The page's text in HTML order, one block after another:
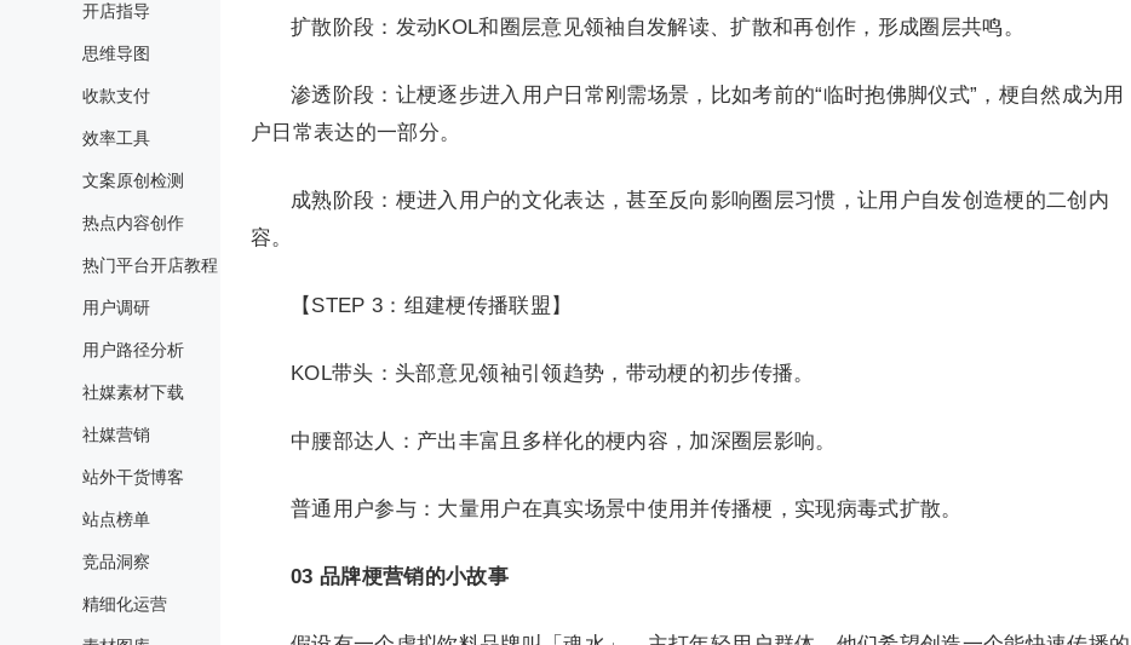
开店指导
思维导图
收款支付
效率工具
文案原创检测
热点内容创作
热门平台开店教程
用户调研
用户路径分析
社媒素材下载
社媒营销
站外干货博客
站点榜单
竞品洞察
精细化运营
扩散阶段：发动KOL和圈层意见领袖自发解读、扩散和再创作，形成圈层共鸣。
渗透阶段：让梗逐步进入用户日常刚需场景，比如考前的“临时抱佛脚仪式”，梗自然成为用
户日常表达的一部分。
成熟阶段：梗进入用户的文化表达，甚至反向影响圈层习惯，让用户自发创造梗的二创内
容。
【STEP 3：组建梗传播联盟】
KOL带头：头部意见领袖引领趋势，带动梗的初步传播。
中腰部达人：产出丰富且多样化的梗内容，加深圈层影响。
普通用户参与：大量用户在真实场景中使用并传播梗，实现病毒式扩散。
03 品牌梗营销的小故事